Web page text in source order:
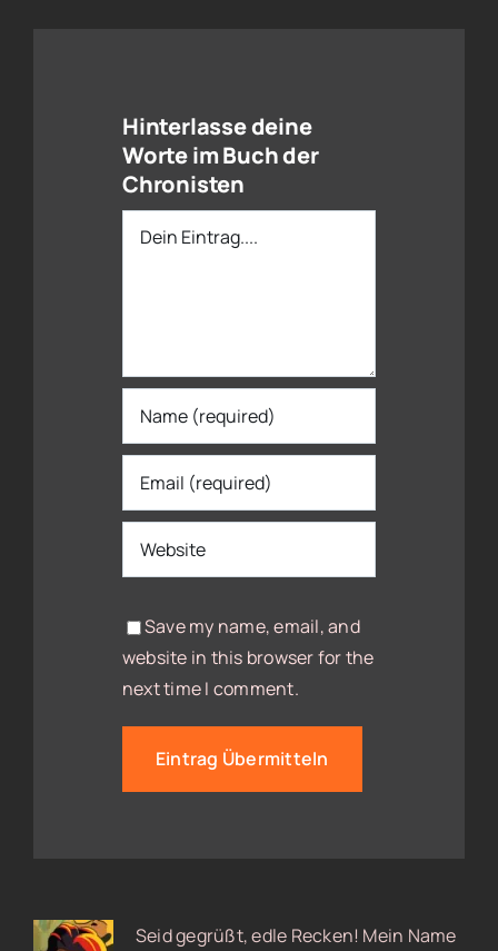
Hinterlasse deine
Worte im Buch der
Chronisten
Dein
Save my name, email, and
website in this browser for the
next time I comment.
Seid gegrüßt, edle Recken! Mein Name